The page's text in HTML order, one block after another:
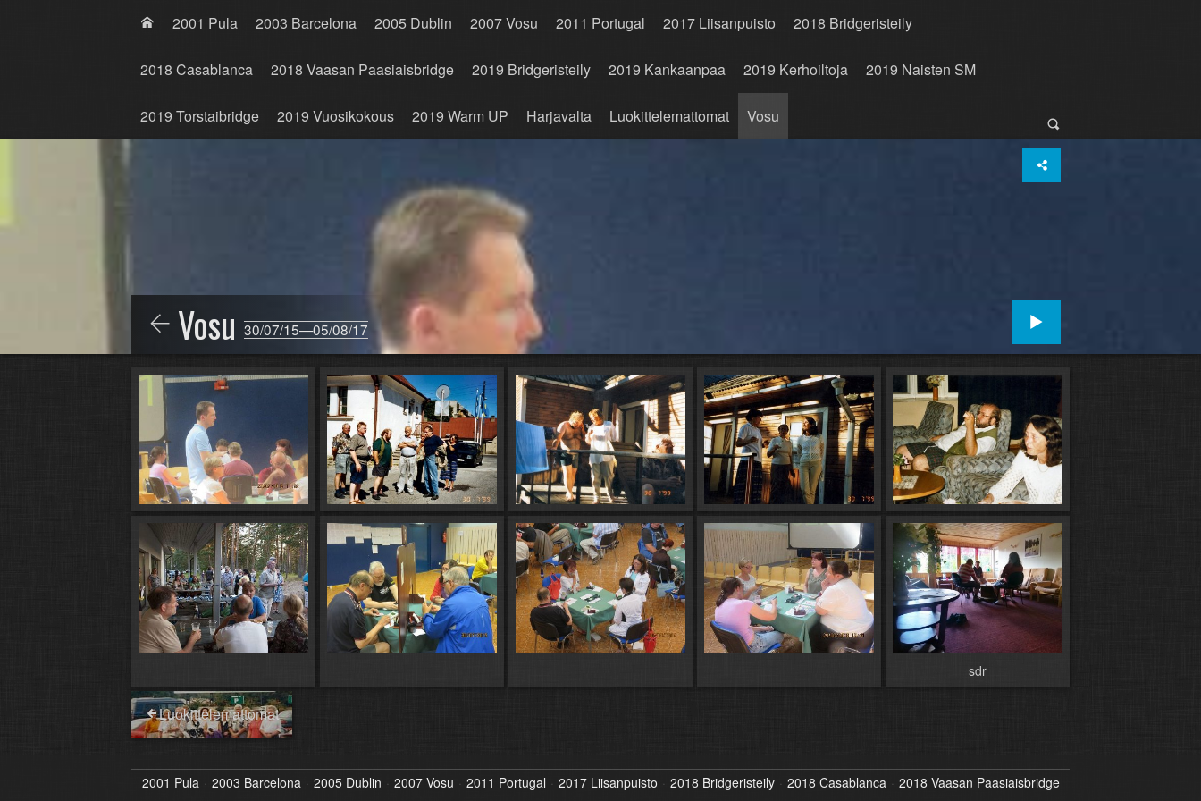
2001 Pula 2003 Barcelona 2005 Dublin 2007 Vosu 2011 Portugal 2017 Liisanpuisto 2018 Bridgeristeily
2018 Casablanca 2018 Vaasan Paasiaisbridge 2019 Bridgeristeily 2019 Kankaanpaa 2019 Kerhoiltoja 2019 Naisten SM
2019 Torstaibridge 2019 Vuosikokous 2019 Warm UP Harjavalta Luokittelemattomat Vosu
Vosu 30/07/15—05/08/17
sdr
Luokittelemattomat
2001 Pula 2003 Barcelona 2005 Dublin 2007 Vosu 2011 Portugal 2017 Liisanpuisto 2018 Bridgeristeily 2018 Casablanca
2018 Vaasan Paasiaisbridge